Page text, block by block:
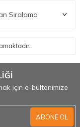
için e-bültenimize
ABONE OL